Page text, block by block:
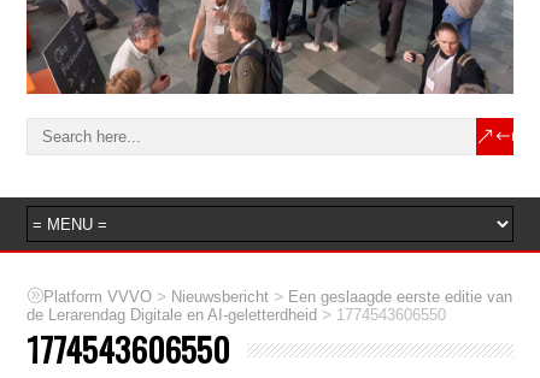
Platform VVVO > Nieuwsbericht > Een geslaagde eerste editie van
de Lerarendag Digitale en AI-geletterdheid > 1774543606550
1774543606550